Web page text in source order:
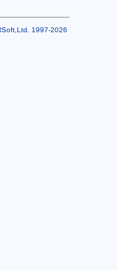
1997-2026